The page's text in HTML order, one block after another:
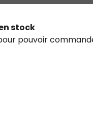
stock
pouvoir